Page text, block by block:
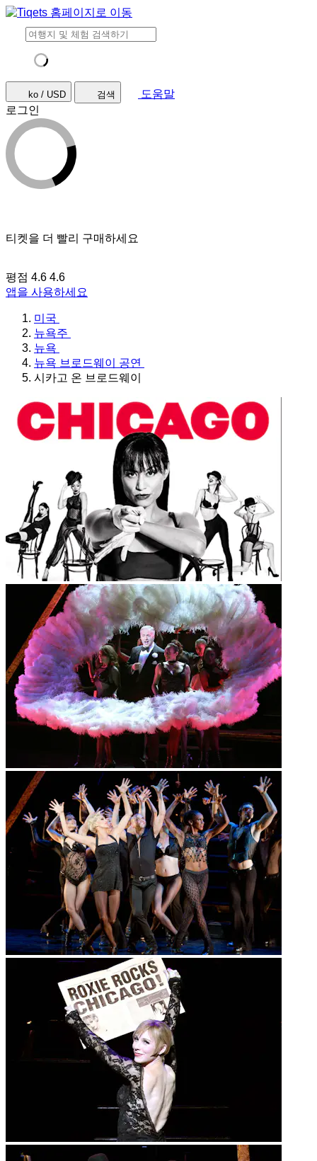
ko / USD 검색
도움말
로그인
티켓을 더 빨리 구매하세요
평점 4.6 4.6
앱을 사용하세요
미국
뉴욕주
뉴욕
뉴욕 브로드웨이 공연
시카고 온 브로드웨이